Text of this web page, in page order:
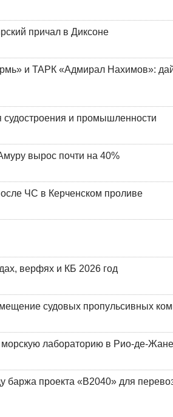
причал в Диксоне
и ТАРК «Адмирал Нахимов»:
и промышленности
вырос почти на 40%
ЧС в Керченском проливе
верфях и КБ 2026 год
судовых пропульсивных
морскую лабораторию в Рио-де-
баржа проекта «В2040» для